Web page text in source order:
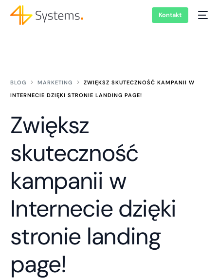
Kontakt
BLOG MARKETING
ZWIĘKSZ SKUTECZNOŚĆ KAMPANII W
INTERNECIE DZIĘKI STRONIE LANDING PAGE!
Zwiększ
skuteczność
kampanii w
Internecie dzięki
stronie landing
page!